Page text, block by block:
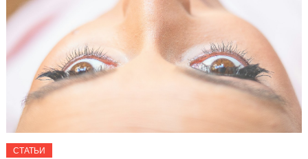
СТАТЬИ